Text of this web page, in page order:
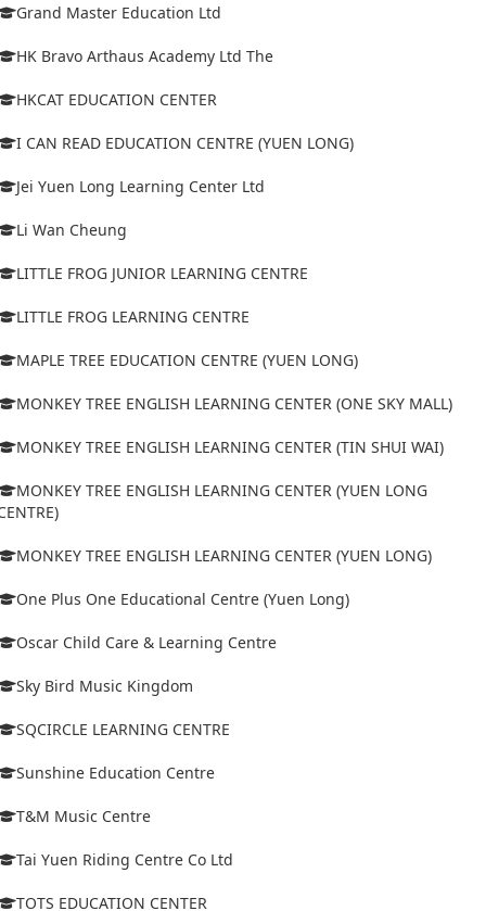
Grand Master Education Ltd
HK Bravo Arthaus Academy Ltd The
HKCAT EDUCATION CENTER
I CAN READ EDUCATION CENTRE (YUEN LONG)
Jei Yuen Long Learning Center Ltd
Li Wan Cheung
LITTLE FROG JUNIOR LEARNING CENTRE
LITTLE FROG LEARNING CENTRE
MAPLE TREE EDUCATION CENTRE (YUEN LONG)
MONKEY TREE ENGLISH LEARNING CENTER (ONE SKY MALL)
MONKEY TREE ENGLISH LEARNING CENTER (TIN SHUI WAI)
MONKEY TREE ENGLISH LEARNING CENTER (YUEN LONG
MONKEY TREE ENGLISH LEARNING CENTER (YUEN LONG)
One Plus One Educational Centre (Yuen Long)
Oscar Child Care & Learning Centre
Sky Bird Music Kingdom
SQCIRCLE LEARNING CENTRE
Sunshine Education Centre
T&M Music Centre
Tai Yuen Riding Centre Co Ltd
TOTS EDUCATION CENTER